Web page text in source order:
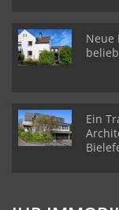
Neue
Ein